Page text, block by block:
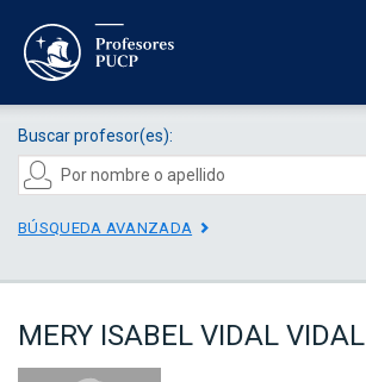
Buscar profesor(es):
BÚSQUEDA AVANZADA
MERY ISABEL VIDAL VIDAL